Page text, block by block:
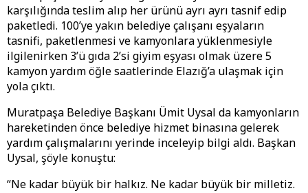
karşılığında teslim alıp her ürünü ayrı ayrı tasnif edip
paketledi. 100’ye yakın belediye çalışanı eşyaların
tasnifi, paketlenmesi ve kamyonlara yüklenmesiyle
ilgilenirken 3’ü gıda 2’si giyim eşyası olmak üzere 5
kamyon yardım öğle saatlerinde Elazığ’a ulaşmak için
yola çıktı.
Muratpaşa Belediye Başkanı Ümit Uysal da kamyonların
hareketinden önce belediye hizmet binasına gelerek
yardım çalışmalarını yerinde inceleyip bilgi aldı. Başkan
Uysal, şöyle konuştu:
“Ne kadar büyük bir halkız. Ne kadar büyük bir milletiz.